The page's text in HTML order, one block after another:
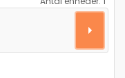
A-13151-a